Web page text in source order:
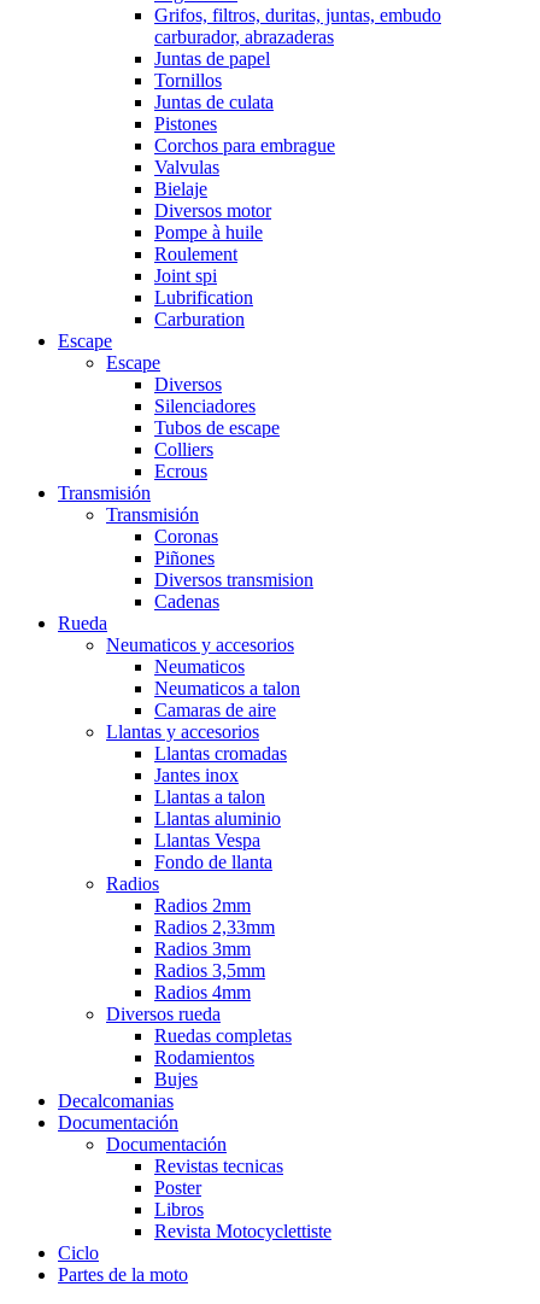
Grifos, filtros, duritas, juntas, embudo
carburador, abrazaderas
Juntas de papel
Tornillos
Juntas de culata
Pistones
Corchos para embrague
Valvulas
Bielaje
Diversos motor
Pompe à huile
Roulement
Joint spi
Lubrification
Carburation
Escape
Escape
Diversos
Silenciadores
Tubos de escape
Colliers
Ecrous
Transmisión
Transmisión
Coronas
Piñones
Diversos transmision
Cadenas
Rueda
Neumaticos y accesorios
Neumaticos
Neumaticos a talon
Camaras de aire
Llantas y accesorios
Llantas cromadas
Jantes inox
Llantas a talon
Llantas aluminio
Llantas Vespa
Fondo de llanta
Radios
Radios 2mm
Radios 2,33mm
Radios 3mm
Radios 3,5mm
Radios 4mm
Diversos rueda
Ruedas completas
Rodamientos
Bujes
Decalcomanias
Documentación
Documentación
Revistas tecnicas
Poster
Libros
Revista Motocyclettiste
Ciclo
Partes de la moto